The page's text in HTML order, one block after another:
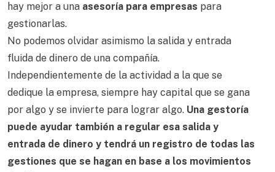
hay mejor a una asesoría para empresas para
gestionarlas.
No podemos olvidar asimismo la salida y entrada
fluida de dinero de una compañía.
Independientemente de la actividad a la que se
dedique la empresa, siempre hay capital que se gana
por algo y se invierte para lograr algo. Una gestoría
puede ayudar también a regular esa salida y
entrada de dinero y tendrá un registro de todas las
gestiones que se hagan en base a los movimientos